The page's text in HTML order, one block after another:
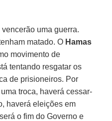
uma guerra.
matado. O Hamas
movimento de
tentando resgatar os
de prisioneiros. Por
troca, haverá cessar-
haverá eleições em
o fim do Governo e